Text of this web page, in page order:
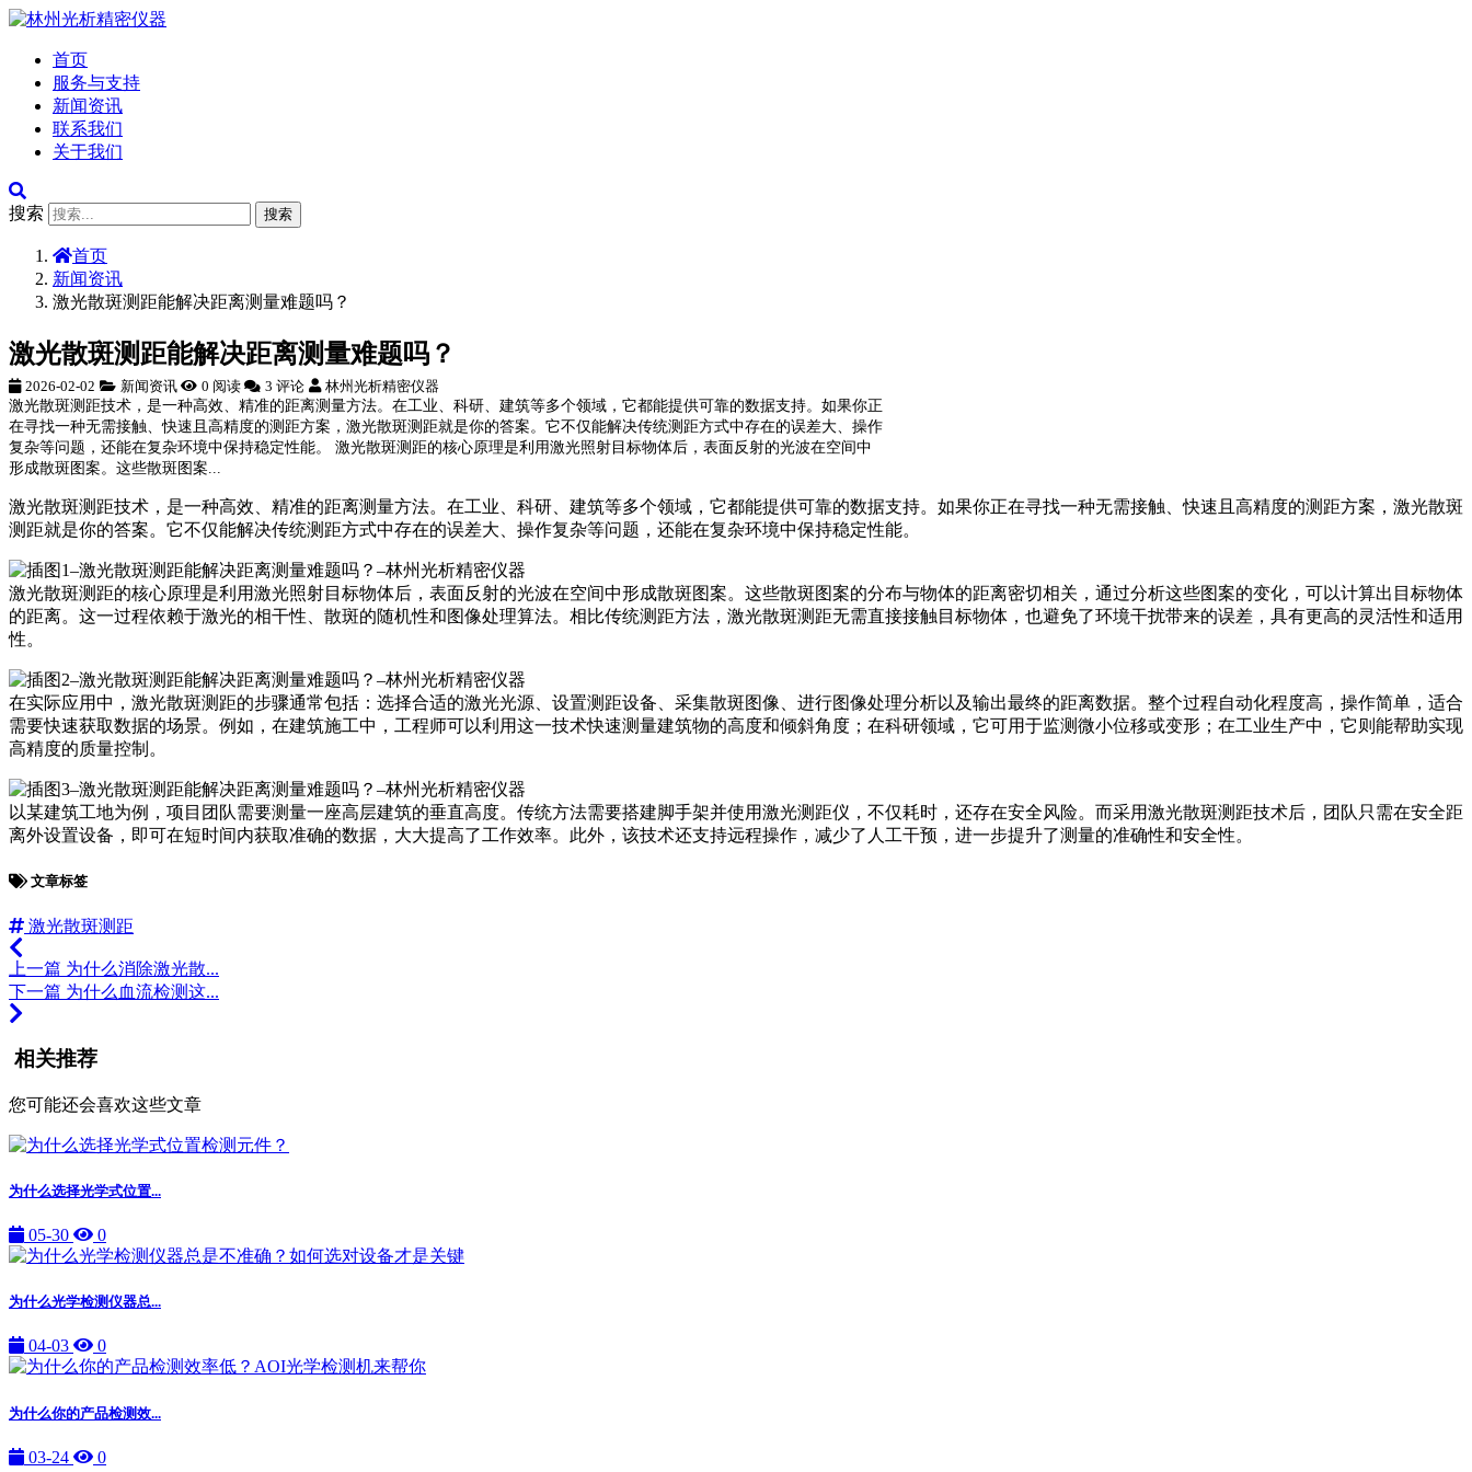
首页
服务与支持
新闻资讯
联系我们
关于我们
搜索 搜索
首页
新闻资讯
激光散斑测距能解决距离测量难题吗？
激光散斑测距能解决距离测量难题吗？
2026-02-02 新闻资讯 0 阅读 3 评论 林州光析精密仪器
激光散斑测距技术，是一种高效、精准的距离测量方法。在工业、科研、建筑等多个领域，它都能提供可靠的数据支持。如果你正
在寻找一种无需接触、快速且高精度的测距方案，激光散斑测距就是你的答案。它不仅能解决传统测距方式中存在的误差大、操作
复杂等问题，还能在复杂环境中保持稳定性能。 激光散斑测距的核心原理是利用激光照射目标物体后，表面反射的光波在空间中
形成散斑图案。这些散斑图案...
激光散斑测距技术，是一种高效、精准的距离测量方法。在工业、科研、建筑等多个领域，它都能提供可靠的数据支持。如果你正在寻找一种无需接触、快速且高精度的测距方案，激光散斑
测距就是你的答案。它不仅能解决传统测距方式中存在的误差大、操作复杂等问题，还能在复杂环境中保持稳定性能。
激光散斑测距的核心原理是利用激光照射目标物体后，表面反射的光波在空间中形成散斑图案。这些散斑图案的分布与物体的距离密切相关，通过分析这些图案的变化，可以计算出目标物体
的距离。这一过程依赖于激光的相干性、散斑的随机性和图像处理算法。相比传统测距方法，激光散斑测距无需直接接触目标物体，也避免了环境干扰带来的误差，具有更高的灵活性和适用
性。
在实际应用中，激光散斑测距的步骤通常包括：选择合适的激光光源、设置测距设备、采集散斑图像、进行图像处理分析以及输出最终的距离数据。整个过程自动化程度高，操作简单，适合
需要快速获取数据的场景。例如，在建筑施工中，工程师可以利用这一技术快速测量建筑物的高度和倾斜角度；在科研领域，它可用于监测微小位移或变形；在工业生产中，它则能帮助实现
高精度的质量控制。
以某建筑工地为例，项目团队需要测量一座高层建筑的垂直高度。传统方法需要搭建脚手架并使用激光测距仪，不仅耗时，还存在安全风险。而采用激光散斑测距技术后，团队只需在安全距
离外设置设备，即可在短时间内获取准确的数据，大大提高了工作效率。此外，该技术还支持远程操作，减少了人工干预，进一步提升了测量的准确性和安全性。
文章标签
激光散斑测距
上一篇 为什么消除激光散...
下一篇 为什么血流检测这...
相关推荐
您可能还会喜欢这些文章
为什么选择光学式位置...
05-30 0
为什么光学检测仪器总...
04-03 0
为什么你的产品检测效...
03-24 0